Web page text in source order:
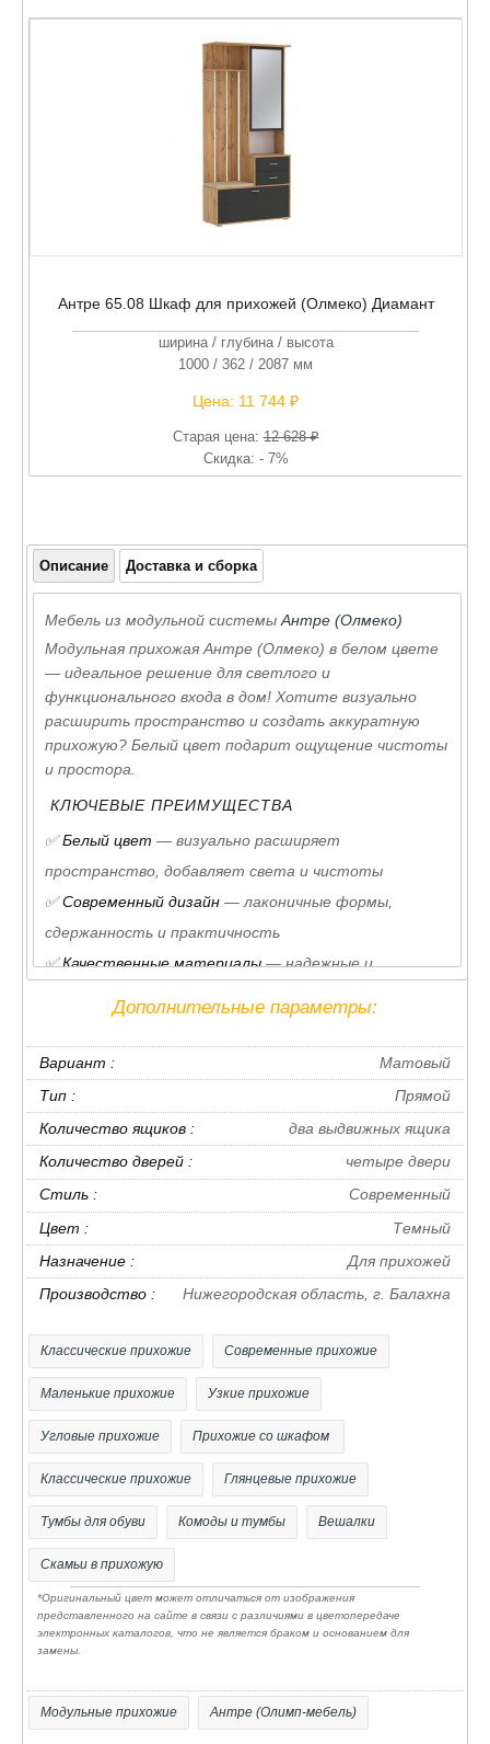
Антре 65.08 Шкаф для прихожей (Олмеко) Диамант
ширина / глубина / высота
1000 / 362 / 2087 мм
Цена: 11 744 ₽
Старая цена:12 628 ₽
Скидка: - 7%
Описание Доставка и сборка
Мебель из модульной системы Антре (Олмеко)
Модульная прихожая Антре (Олмеко) в белом цвете
— идеальное решение для светлого и
функционального входа в дом! Хотите визуально
расширить пространство и создать аккуратную
прихожую? Белый цвет подарит ощущение чистоты
и простора.
КЛЮЧЕВЫЕ ПРЕИМУЩЕСТВА
✅Белый цвет — визуально расширяет
пространство, добавляет света и чистоты
✅Современный дизайн — лаконичные формы,
сдержанность и практичность
✅Качественные материалы— надежные и
под ваши задачи
✅Функциональность— шкафы, тумбы, вешалки,
зеркала, обувницы
✅Быстрая доставка— по Москве
- Материал изделия ЛДСП соответствующий всем
стандартам качества
- Комплектация четыре двери ( три глухих одну
зеркальную )
- два выдвижных ящика с использованием механизма
полного выдвижения и плавного закрывания, дно
ящика выполнено из ЛДВП в цвет корпуса
- внутреннее наполнение: штанга для одежды и
полка
- установлен на пластмассовых опорах
- используется фурнитура Российских и Европейских
производителей
- ручки пластиковые
- Современные материалы используемые при
изготовлении обеспечат прочность и
долговечность, а мы подтвердим это гарантией от
- Поставляется в разобранном виде. Все модули
хорошо упакованы в гофрокартон (Т-23 и Т-24)
Дополнительные параметры:
Вариант :
Матовый
Тип :
Прямой
Количество ящиков :
два выдвижных ящика
Количество дверей :
четыре двери
Стиль :
Современный
Цвет :
Темный
Назначение :
Для прихожей
Производство :
Нижегородская область, г. Балахна
Классические прихожие Современные прихожие
Маленькие прихожие Узкие прихожие
Угловые прихожие Прихожие со шкафом
Классические прихожие Глянцевые прихожие
Тумбы для обуви Комоды и тумбы Вешалки
Скамьи в прихожую
*Оригинальный цвет может отличаться от изображения
представленного на сайте в связи с различиями в цветопередаче
электронных каталогов, что не является браком и основанием для
замены.
Модульные прихожие Антре (Олимп-мебель)